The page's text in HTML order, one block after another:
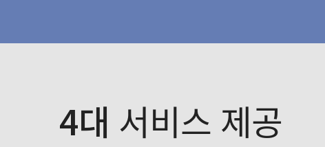
4대 서비스 제공